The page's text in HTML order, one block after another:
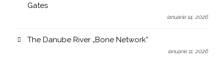
Gates
ianuarie 14, 2026
The Danube River „Bone Network”
ianuarie 11, 2026